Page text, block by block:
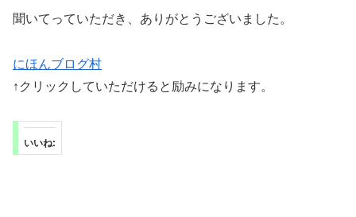
聞いてっていただき、ありがとうございました。
にほんブログ村
↑クリックしていただけると励みになります。
いいね: